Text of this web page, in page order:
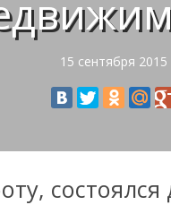
15 сентября 2015